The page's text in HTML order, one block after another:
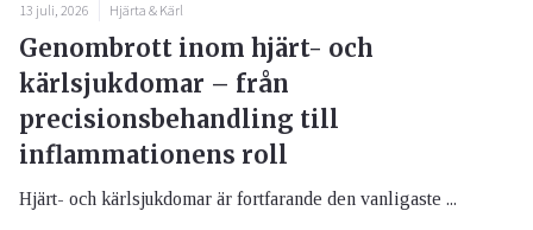
13 juli, 2026 Hjärta & Kärl
Genombrott inom hjärt- och
kärlsjukdomar – från
precisionsbehandling till
inflammationens roll
Hjärt- och kärlsjukdomar är fortfarande den vanligaste ...